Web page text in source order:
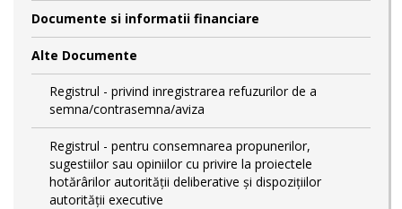
Documente si informatii financiare
Alte Documente
Registrul - privind inregistrarea refuzurilor de a
semna/contrasemna/aviza
Registrul - pentru consemnarea propunerilor,
sugestiilor sau opiniilor cu privire la proiectele
hotărârilor autorității deliberative și dispozițiilor
autorității executive